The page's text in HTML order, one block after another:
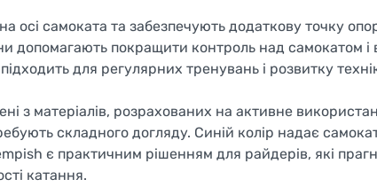
осі самоката та забезпечують додаткову точку
допомагають покращити контроль над самокатом
для регулярних тренувань і розвитку
з матеріалів, розрахованих на активне
складного догляду. Синій колір надає
є практичним рішенням для райдерів, які
катання.